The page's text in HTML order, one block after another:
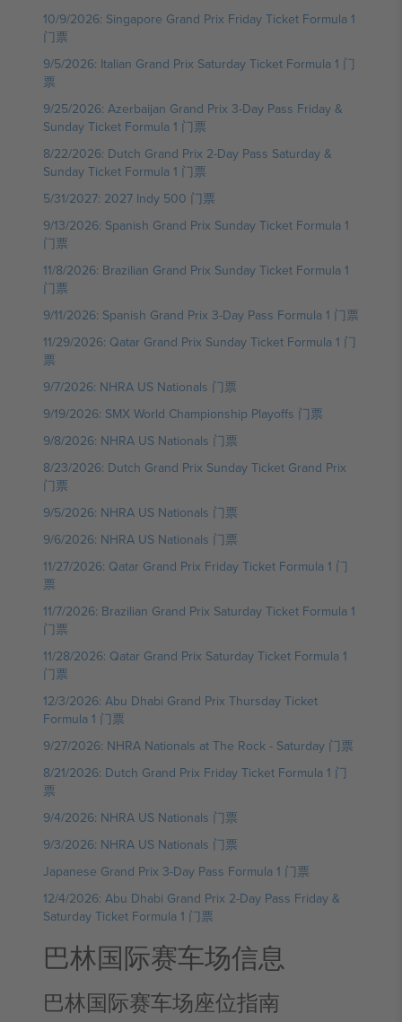
10/9/2026: Singapore Grand Prix Friday Ticket Formula 1
门票
9/5/2026: Italian Grand Prix Saturday Ticket Formula 1 门
票
9/25/2026: Azerbaijan Grand Prix 3-Day Pass Friday &
Sunday Ticket Formula 1 门票
8/22/2026: Dutch Grand Prix 2-Day Pass Saturday &
Sunday Ticket Formula 1 门票
5/31/2027: 2027 Indy 500 门票
9/13/2026: Spanish Grand Prix Sunday Ticket Formula 1
门票
11/8/2026: Brazilian Grand Prix Sunday Ticket Formula 1
门票
9/11/2026: Spanish Grand Prix 3-Day Pass Formula 1 门票
11/29/2026: Qatar Grand Prix Sunday Ticket Formula 1 门
票
9/7/2026: NHRA US Nationals 门票
9/19/2026: SMX World Championship Playoffs 门票
9/8/2026: NHRA US Nationals 门票
8/23/2026: Dutch Grand Prix Sunday Ticket Grand Prix
门票
9/5/2026: NHRA US Nationals 门票
9/6/2026: NHRA US Nationals 门票
11/27/2026: Qatar Grand Prix Friday Ticket Formula 1 门
票
11/7/2026: Brazilian Grand Prix Saturday Ticket Formula 1
门票
11/28/2026: Qatar Grand Prix Saturday Ticket Formula 1
门票
12/3/2026: Abu Dhabi Grand Prix Thursday Ticket
Formula 1 门票
9/27/2026: NHRA Nationals at The Rock - Saturday 门票
8/21/2026: Dutch Grand Prix Friday Ticket Formula 1 门
票
9/4/2026: NHRA US Nationals 门票
9/3/2026: NHRA US Nationals 门票
Japanese Grand Prix 3-Day Pass Formula 1 门票
12/4/2026: Abu Dhabi Grand Prix 2-Day Pass Friday &
Saturday Ticket Formula 1 门票
巴林国际赛车场信息
巴林国际赛车场座位指南